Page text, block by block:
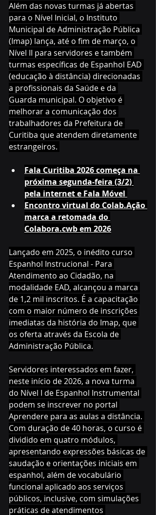
Além das novas turmas já abertas
para o Nível Inicial, o Instituto
Municipal de Administração Pública
(Imap) lança, até o fim de março, o
Nível II para servidores e também
turmas específicas de Espanhol EAD
(educação à distância) direcionadas
a profissionais da Saúde e da
Guarda municipal. O objetivo é
melhorar a comunicação dos
trabalhadores da Prefeitura de
Curitiba que atendem diretamente
estrangeiros.
Fala Curitiba 2026 começa na
próxima segunda-feira (3/2)
pela internet e Fala Móvel
Encontro virtual do Colab.Ação
marca a retomada do
Colabora.cwb em 2026
Lançado em 2025, o inédito curso
Espanhol Instrucional - Para
Atendimento ao Cidadão, na
modalidade EAD, alcançou a marca
de 1,2 mil inscritos. É a capacitação
com o maior número de inscrições
imediatas da história do Imap, que
os oferta através da Escola de
Administração Pública.
Servidores interessados em fazer,
neste início de 2026, a nova turma
do Nível I de Espanhol Instrumental
podem se inscrever no portal
Aprendere para as aulas a distância.
Com duração de 40 horas, o curso é
dividido em quatro módulos,
apresentando expressões básicas de
saudação e orientações iniciais em
espanhol, além de vocabulário
funcional aplicado aos serviços
públicos, inclusive, com simulações
práticas de atendimentos